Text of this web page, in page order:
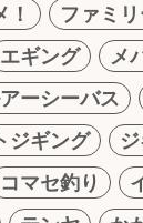
ファミ
エギング
メ
ーシーバス
ジギング
コマセ釣り